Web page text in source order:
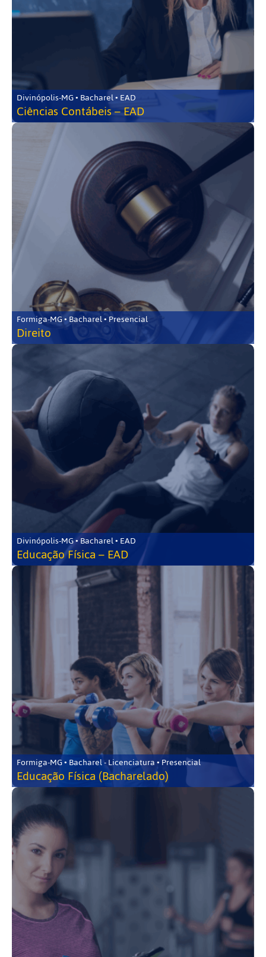
Divinópolis-MG • Bacharel • EAD
Ciências Contábeis – EAD
Formiga-MG • Bacharel • Presencial
Direito
Divinópolis-MG • Bacharel • EAD
Educação Física – EAD
Formiga-MG • Bacharel - Licenciatura • Presencial
Educação Física (Bacharelado)